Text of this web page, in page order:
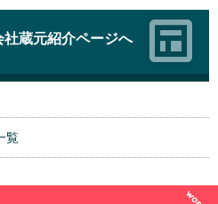
蔵元紹介ページへ
覧